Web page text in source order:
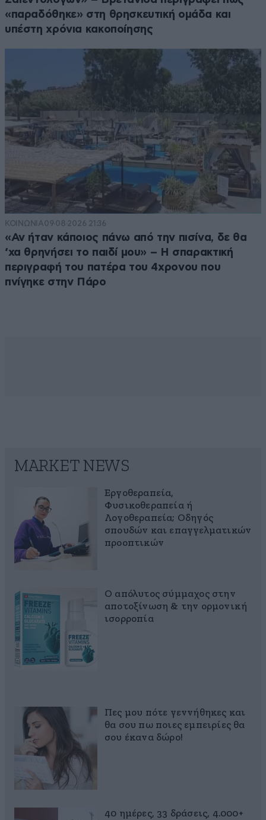
«παραδόθηκε» στη θρησκευτική ομάδα και
υπέστη χρόνια κακοποίησης
ΚΟΙΝΩΝΙΑ09·08·2026 21:36
«Αν ήταν κάποιος πάνω από την πισίνα, δε θα
‘χα θρηνήσει το παιδί μου» – Η σπαρακτική
περιγραφή του πατέρα του 4χρονου που
πνίγηκε στην Πάρο
MARKET NEWS
Εργοθεραπεία,
Φυσικοθεραπεία ή
Λογοθεραπεία; Οδηγός
σπουδών και επαγγελματικών
προοπτικών
Ο απόλυτος σύμμαχος στην
αποτοξίνωση & την ορμονική
ισορροπία
Πες μου πότε γεννήθηκες και
θα σου πω ποιες εμπειρίες θα
σου έκανα δώρο!
40 ημέρες, 33 δράσεις, 4.000+